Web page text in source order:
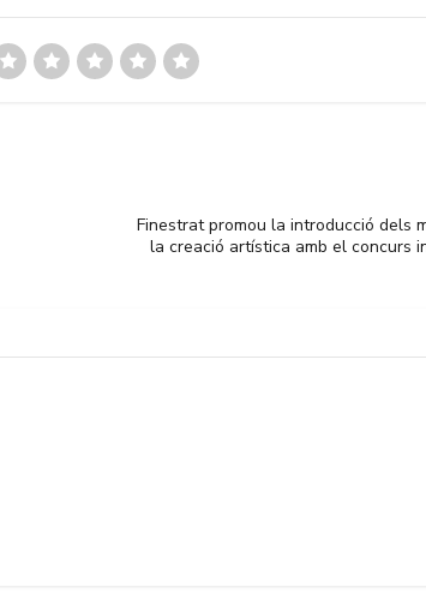
Finestrat promou la introducció dels
la creació artística amb el concurs